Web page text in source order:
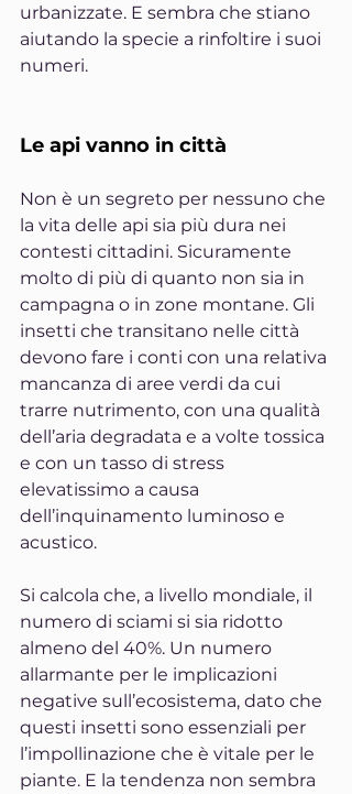
urbanizzate. E sembra che stiano
aiutando la specie a rinfoltire i suoi
numeri.
Le api vanno in città
Non è un segreto per nessuno che
la vita delle api sia più dura nei
contesti cittadini. Sicuramente
molto di più di quanto non sia in
campagna o in zone montane. Gli
insetti che transitano nelle città
devono fare i conti con una relativa
mancanza di aree verdi da cui
trarre nutrimento, con una qualità
dell’aria degradata e a volte tossica
e con un tasso di stress
elevatissimo a causa
dell’inquinamento luminoso e
acustico.
Si calcola che, a livello mondiale, il
numero di sciami si sia ridotto
almeno del 40%. Un numero
allarmante per le implicazioni
negative sull’ecosistema, dato che
questi insetti sono essenziali per
l’impollinazione che è vitale per le
piante. E la tendenza non sembra